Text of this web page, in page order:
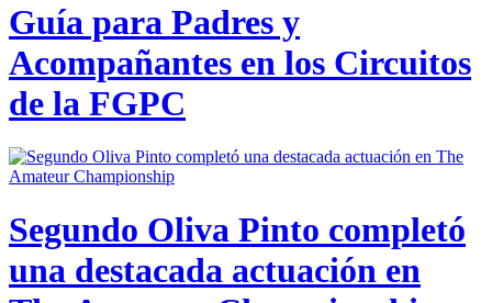
Guía para Padres y
Acompañantes en los Circuitos
de la FGPC
Segundo Oliva Pinto completó
una destacada actuación en